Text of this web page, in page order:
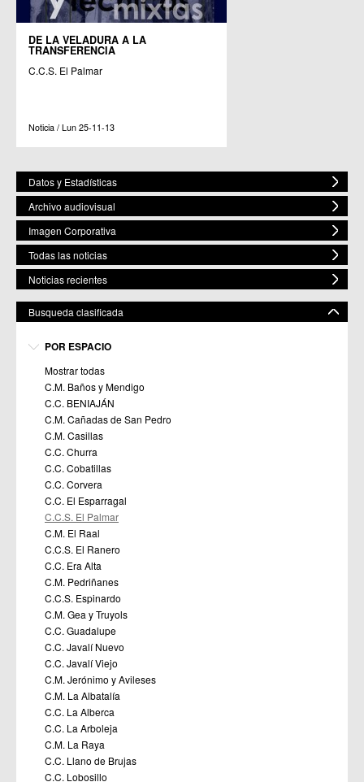
DE LA VELADURA A LA
TRANSFERENCIA
C.C.S. El Palmar
Noticia / Lun 25-11-13
Datos y Estadísticas
Archivo audiovisual
Imagen Corporativa
Todas las noticias
Noticias recientes
Busqueda clasificada
POR ESPACIO
Mostrar todas
C.M. Baños y Mendigo
C.C. BENIAJÁN
C.M. Cañadas de San Pedro
C.M. Casillas
C.C. Churra
C.C. Cobatillas
C.C. Corvera
C.C. El Esparragal
C.C.S. El Palmar
C.M. El Raal
C.C.S. El Ranero
C.C. Era Alta
C.M. Pedriñanes
C.C.S. Espinardo
C.M. Gea y Truyols
C.C. Guadalupe
C.C. Javalí Nuevo
C.C. Javalí Viejo
C.M. Jerónimo y Avileses
C.M. La Albatalía
C.C. La Alberca
C.C. La Arboleja
C.M. La Raya
C.C. Llano de Brujas
C.C. Lobosillo